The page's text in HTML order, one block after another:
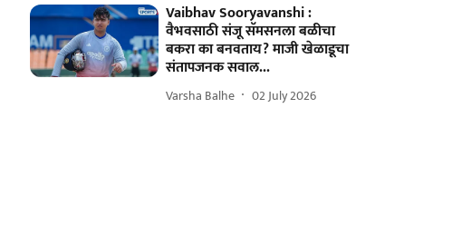
Vaibhav Sooryavanshi :
वैभवसाठी संजू सॅमसनला बळीचा
बकरा का बनवताय? माजी खेळाडूचा
संतापजनक सवाल...
Varsha Balhe 02 July 2026